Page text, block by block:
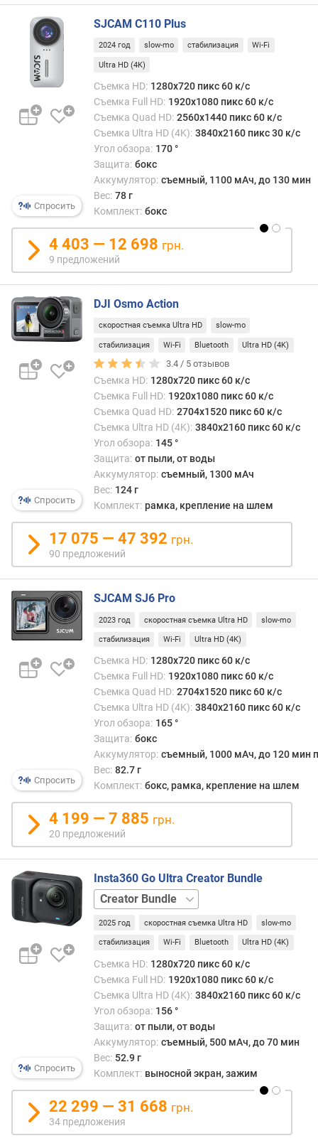
w
-
m
o
)
(
/
с
о
л
о
б
з
о
а
(
°
м
о
в
к
в
о
м
г
а
е
й
с
т
о
и
а
а
л
ь
д
и
с
Спросить
SJCAM C110 Plus
2024 год slow-mo стабилизация Wi-Fi
Ultra HD (4K)
Съемка HD: 1280x720 пикс 60 к/с
Съемка Full HD: 1920x1080 пикс 60 к/с
Съемка Quad HD: 2560x1440 пикс 60 к/с
Съемка Ultra HD (4K): 3840x2160 пикс 30 к/с
Угол обзора: 170 °
Защита: бокс
Аккумулятор: съемный, 1100 мАч, до 130 мин
Вес: 78 г
Комплект: бокс
4 403 — 12 698 грн.
9 предложений
Спросить
DJI Osmo Action
скоростная съемка Ultra HD slow-mo
стабилизация Wi-Fi Bluetooth Ultra HD (4K)
3.4 / 5 отзывов
Съемка HD: 1280x720 пикс 60 к/с
Съемка Full HD: 1920x1080 пикс 60 к/с
Съемка Quad HD: 2704x1520 пикс 60 к/с
Съемка Ultra HD (4K): 3840x2160 пикс 60 к/с
Угол обзора: 145 °
Защита: от пыли, от воды
Аккумулятор: съемный, 1300 мАч
Вес: 124 г
Комплект: рамка, крепление на шлем
17 075 — 47 392 грн.
90 предложений
Спросить
SJCAM SJ6 Pro
2023 год скоростная съемка Ultra HD slow-mo
стабилизация Wi-Fi Ultra HD (4K)
Съемка HD: 1280x720 пикс 60 к/с
Съемка Full HD: 1920x1080 пикс 60 к/с
Съемка Quad HD: 2704x1520 пикс 60 к/с
Съемка Ultra HD (4K): 3840x2160 пикс 60 к/с
Угол обзора: 165 °
Защита: бокс
Аккумулятор: съемный, 1000 мАч, до 120 мин
Вес: 82.7 г
Комплект: бокс, рамка, крепление на шлем
4 199 — 7 885 грн.
20 предложений
Спросить
Insta360 Go Ultra Creator Bundle
базовый
набор
2025 год скоростная съемка Ultra HD slow-mo
стабилизация Wi-Fi Bluetooth Ultra HD (4K)
Съемка HD: 1280x720 пикс 60 к/с
Съемка Full HD: 1920x1080 пикс 60 к/с
Съемка Ultra HD (4K): 3840x2160 пикс 60 к/с
Угол обзора: 156 °
Защита: от пыли, от воды
Аккумулятор: съемный, 500 мАч, до 70 мин
Вес: 52.9 г
Комплект: выносной экран, зажим
22 299 — 31 668 грн.
34 предложения